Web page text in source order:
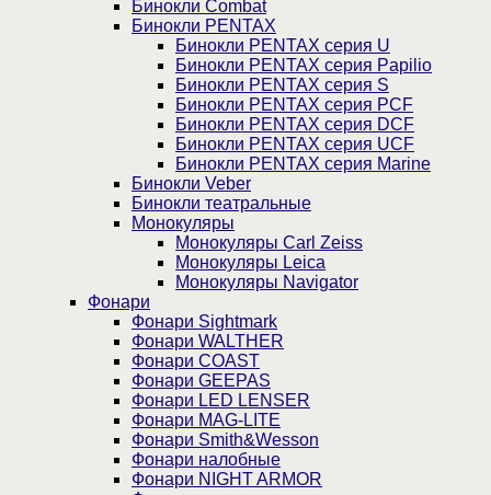
Бинокли Combat
Бинокли PENTAX
Бинокли PENTAX серия U
Бинокли PENTAX серия Papilio
Бинокли PENTAX серия S
Бинокли PENTAX серия PCF
Бинокли PENTAX серия DCF
Бинокли PENTAX серия UCF
Бинокли PENTAX серия Marine
Бинокли Veber
Бинокли театральные
Монокуляры
Монокуляры Carl Zeiss
Монокуляры Leica
Монокуляры Navigator
Фонари
Фонари Sightmark
Фонари WALTHER
Фонари COAST
Фонари GEEPAS
Фонари LED LENSER
Фонари MAG-LITE
Фонари Smith&Wesson
Фонари налобные
Фонари NIGHT ARMOR